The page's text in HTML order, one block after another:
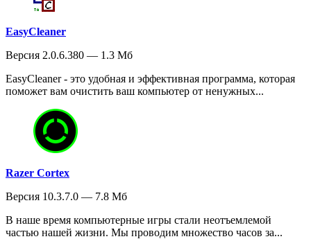
EasyCleaner
Версия 2.0.6.380 — 1.3 Мб
EasyCleaner - это удобная и эффективная программа, которая
поможет вам очистить ваш компьютер от ненужных...
Razer Cortex
Версия 10.3.7.0 — 7.8 Мб
В наше время компьютерные игры стали неотъемлемой
частью нашей жизни. Мы проводим множество часов за...